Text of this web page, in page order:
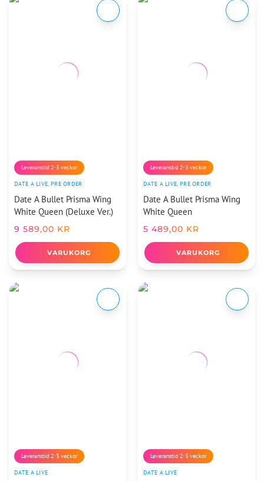
Leveranstid 2-3 veckor
DATE A LIVE PRE ORDER
Date A Bullet Prisma Wing
White Queen (Deluxe Ver.)
9 589,00 KR
VARUKORG
Leveranstid 2-3 veckor
DATE A LIVE PRE ORDER
Date A Bullet Prisma Wing
White Queen
5 489,00 KR
VARUKORG
Leveranstid 2-3 veckor
DATE A LIVE
Leveranstid 2-3 veckor
DATE A LIVE